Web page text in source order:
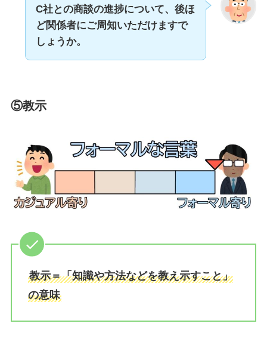
C社との商談の進捗について、後ほ
ど関係者にご周知いただけますで
しょうか。
⑤教示
教示＝「知識や方法などを教え示すこと」
の意味